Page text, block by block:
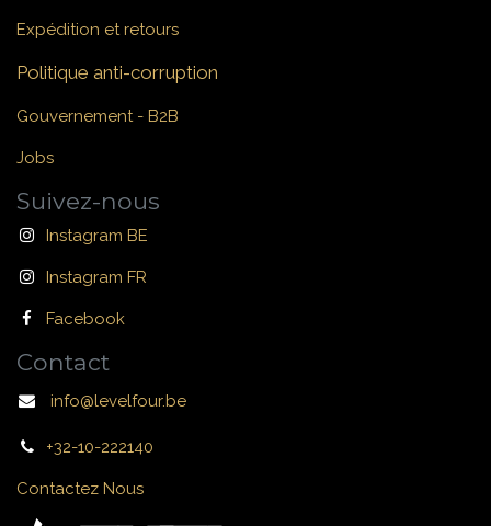
Expédition et retours
Politique anti-corruption
Gouvernement - B2B
Jobs
Suivez-nous
Instagram BE
Instagram FR
Facebook
Contact
info@levelfour.be
+32-10-222140
Contactez Nous